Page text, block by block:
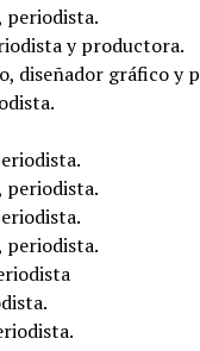
periodista.
y productora.
diseñador gráfico y
periodista.
periodista.